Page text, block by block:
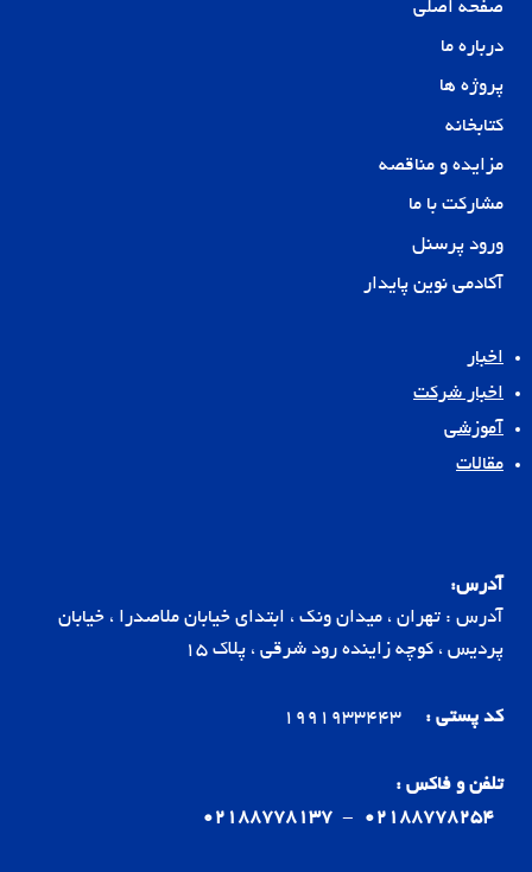
صفحه اصلی
درباره ما
پروژه ها
کتابخانه
مزایده و مناقصه
مشارکت با ما
ورود پرسنل
آکادمی نوین پایدار
اخبار
اخبار شرکت
آموزشی
مقالات
آدرس:
آدرس : تهران ، میدان ونک ، ابتدای خیابان ملاصدرا ، خیابان
پردیس ، کوچه زاینده رود شرقی ، پلاک 15
کد پستی :
تلفن و فاکس :
02188778254
-
02188778137